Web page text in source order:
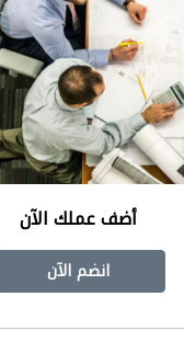
أضف عملك الآن
انضم الآن